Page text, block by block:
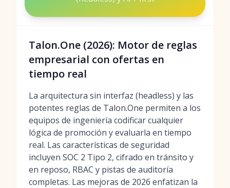
Talon.One (2026): Motor de reglas
empresarial con ofertas en
tiempo real
La arquitectura sin interfaz (headless) y las
potentes reglas de Talon.One permiten a los
equipos de ingeniería codificar cualquier
lógica de promoción y evaluarla en tiempo
real. Las características de seguridad
incluyen SOC 2 Tipo 2, cifrado en tránsito y
en reposo, RBAC y pistas de auditoría
completas. Las mejoras de 2026 enfatizan la